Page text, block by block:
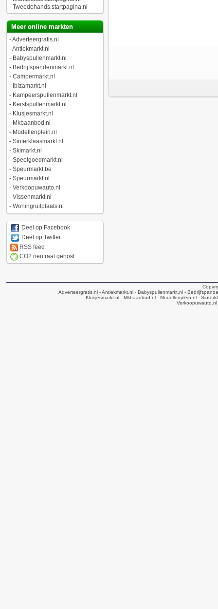
- Tweedehands.startpagina.nl
Meer online markten
-Adverteergratis.nl
-Antiekmarkt.nl
- Babyspullenmarkt.nl
- Bedrijfspandenmarkt.nl
- Campermarkt.nl
- Ibizamarkt.nl
- Kampeerspullenmarkt.nl
- Kerstspullenmarkt.nl
- Klusjesmarkt.nl
- Mkbaanbod.nl
- Modellenplein.nl
- Sinterklaasmarkt.nl
- Skimarkt.nl
- Speelgoedmarkt.nl
- Speurmarkt.be
- Speurmarkt.nl
- Verkoopuwauto.nl
- Vissenmarkt.nl
- Woningruilplaats.nl
Deel op Facebook
Deel op Twitter
RSS feed
CO2 neutraal gehost
Adverteergratis.nl- Antiekmarkt.nl- Babyspullenmarkt.nl-
Klusjesmarkt.nl- Mkbaanbod.nl- Modellenplein.nl-
Verkoopuwauto.nl